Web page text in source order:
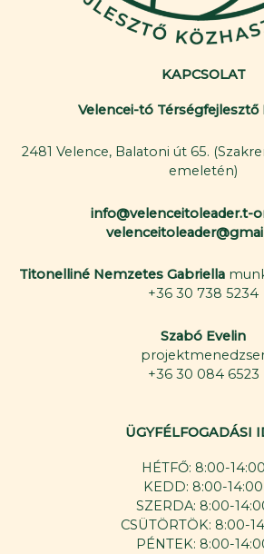
KAPCSOLAT
Velencei-tó Térségfejlesztő
2481 Velence, Balatoni út 65.
emeletén)
info@velenceitoleader.t-
Titonelliné Nemzetes Gabriella
+36 30 738 5234
Szabó Evelin
+36 30 084 6523
ÜGYFÉLFOGADÁSI
HÉTFŐ: 8:00-14:00
KEDD: 8:00-14:00
SZERDA: 8:00-
CSÜTÖRTÖK: 8:00-
PÉNTEK: 8:00-